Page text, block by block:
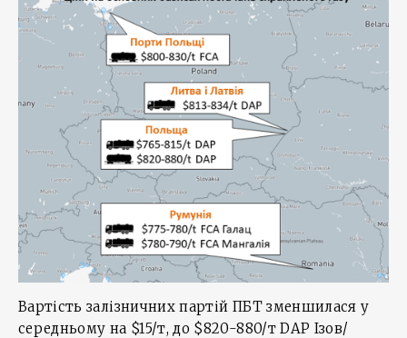
Вартість залізничних партій ПБТ зменшилася у
середньому на $15/т, до $820-880/т DAP Ізов/